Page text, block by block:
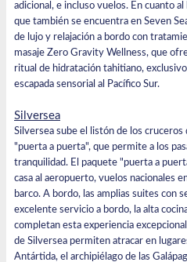
adicional, e incluso vuelos. En cuanto
que también se encuentra en Seven
de lujo y relajación a bordo con
masaje Zero Gravity Wellness, que
ritual de hidratación tahitiano,
escapada sensorial al Pacífico Sur.
Silversea
Silversea sube el listón de los
"puerta a puerta", que permite a los
tranquilidad. El paquete "puerta a
casa al aeropuerto, vuelos nacionales
barco. A bordo, las amplias suites con
excelente servicio a bordo, la alta
completan esta experiencia
de Silversea permiten atracar en
Antártida, el archipiélago de las